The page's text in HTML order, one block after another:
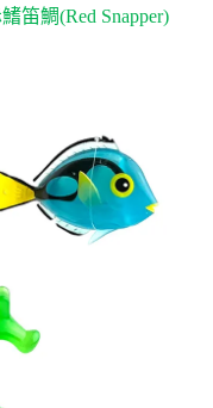
笛鯛(Red Snapper)